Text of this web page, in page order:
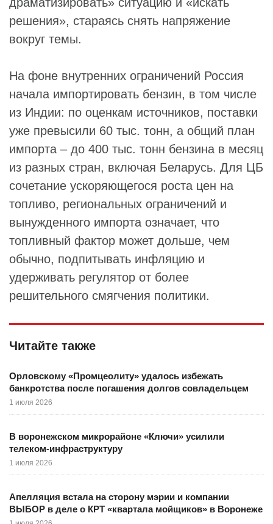
решения», стараясь снять напряжение
вокруг темы.
На фоне внутренних ограничений Россия
начала импортировать бензин, в том числе
из Индии: по оценкам источников, поставки
уже превысили 60 тыс. тонн, а общий план
импорта – до 400 тыс. тонн бензина в месяц
из разных стран, включая Беларусь. Для ЦБ
сочетание ускоряющегося роста цен на
топливо, региональных ограничений и
вынужденного импорта означает, что
топливный фактор может дольше, чем
обычно, подпитывать инфляцию и
удерживать регулятор от более
решительного смягчения политики.
Читайте также
Орловскому «Промцеолиту» удалось избежать
банкротства после погашения долгов совладельцем
1 июля 2026
В воронежском микрорайоне «Ключи» усилили
телеком-инфраструктуру
1 июля 2026
Апелляция встала на сторону мэрии и компании
ВЫБОР в деле о КРТ «квартала мойщиков» в Воронеже